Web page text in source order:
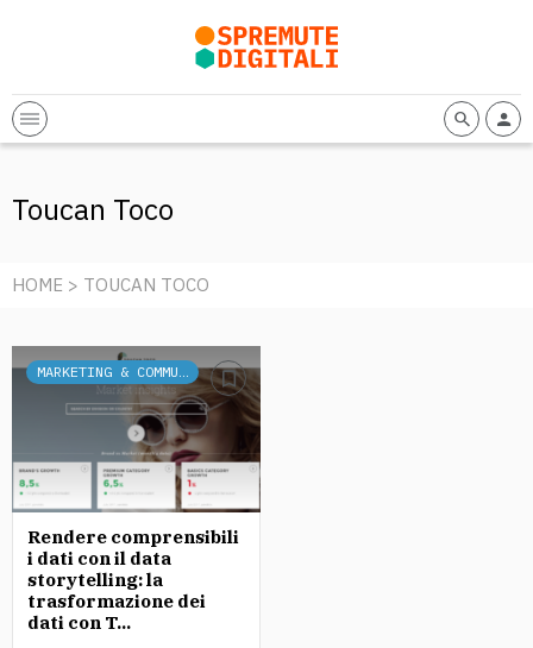
Toucan Toco
HOME > TOUCAN TOCO
MARKETING & COMMUNICATION
Rendere comprensibili
i dati con il data
storytelling: la
trasformazione dei
dati con T...